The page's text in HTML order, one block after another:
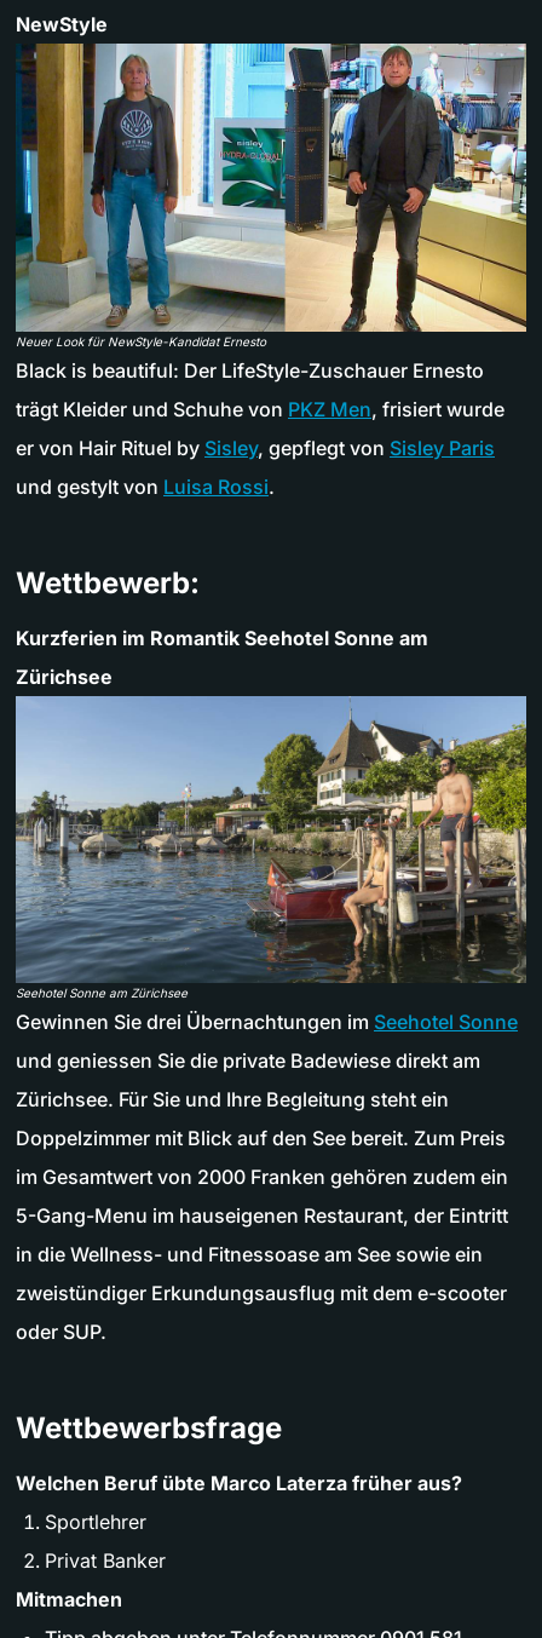
NewStyle
Neuer Look für NewStyle-Kandidat Ernesto
Black is beautiful: Der LifeStyle-Zuschauer Ernesto
trägt Kleider und Schuhe von PKZ Men, frisiert wurde
er von Hair Rituel by Sisley, gepflegt von Sisley Paris
und gestylt von Luisa Rossi.
Wettbewerb:
Kurzferien im Romantik Seehotel Sonne am
Zürichsee
Seehotel Sonne am Zürichsee
Gewinnen Sie drei Übernachtungen im Seehotel Sonne
und geniessen Sie die private Badewiese direkt am
Zürichsee. Für Sie und Ihre Begleitung steht ein
Doppelzimmer mit Blick auf den See bereit. Zum Preis
im Gesamtwert von 2000 Franken gehören zudem ein
5-Gang-Menu im hauseigenen Restaurant, der Eintritt
in die Wellness- und Fitnessoase am See sowie ein
zweistündiger Erkundungsausflug mit dem e-scooter
oder SUP.
Wettbewerbsfrage
Welchen Beruf übte Marco Laterza früher aus?
Sportlehrer
Privat Banker
Mitmachen